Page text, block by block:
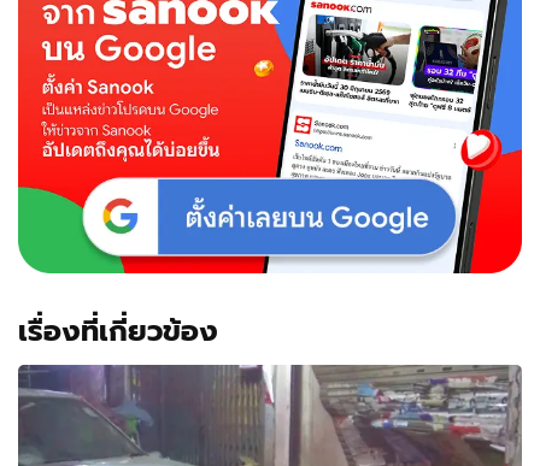
เร่ง
แรง
เกิน
ร้าน
ขาย
พัง
ระเนระนาด
เรื่องที่เกี่ยวข้อง